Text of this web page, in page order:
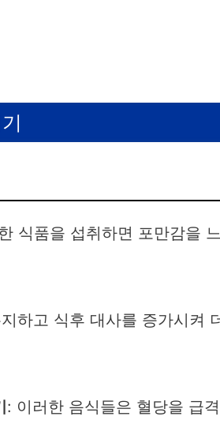
식품을 섭취하면 포만감을
하고 식후 대사를 증가시켜
: 이러한 음식들은 혈당을 급